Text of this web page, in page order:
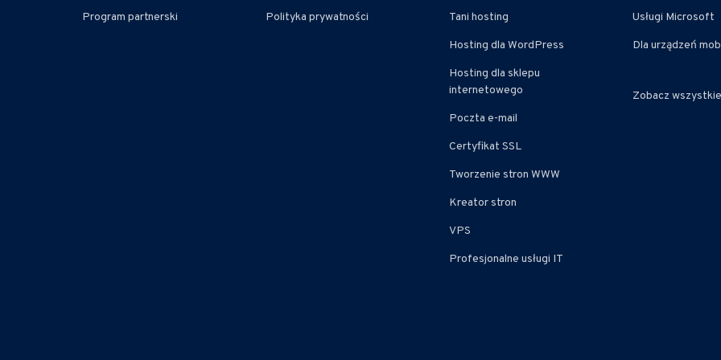
Program partnerski Polityka prywatności Tani hosting
Hosting dla WordPress
Hosting dla sklepu
internetowego
Poczta e-mail
Certyfikat SSL
Tworzenie stron WWW
Kreator stron
VPS
Profesjonalne usługi IT
Usługi Microsoft
Dla urządzeń
Zobacz wszystkie